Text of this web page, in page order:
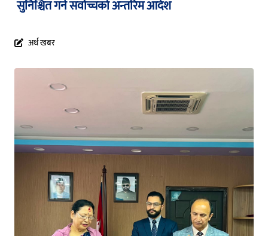
सुनिश्चित गर्न सर्वोच्चको अन्तरिम आदेश
अर्थ खबर